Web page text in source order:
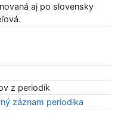
aj po slovensky
z periodík
záznam periodika